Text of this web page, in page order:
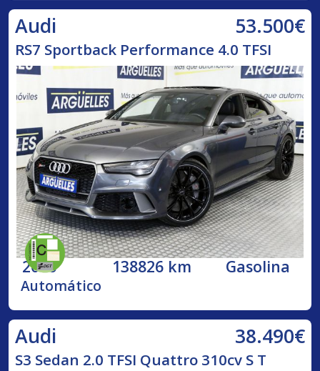
Audi 53.500€
RS7 Sportback Performance 4.0 TFSI
2016 138826 km Gasolina
Automático
Audi 38.490€
S3 Sedan 2.0 TFSI Quattro 310cv S T